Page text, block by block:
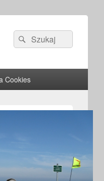
Search
for:
Search
Cookies